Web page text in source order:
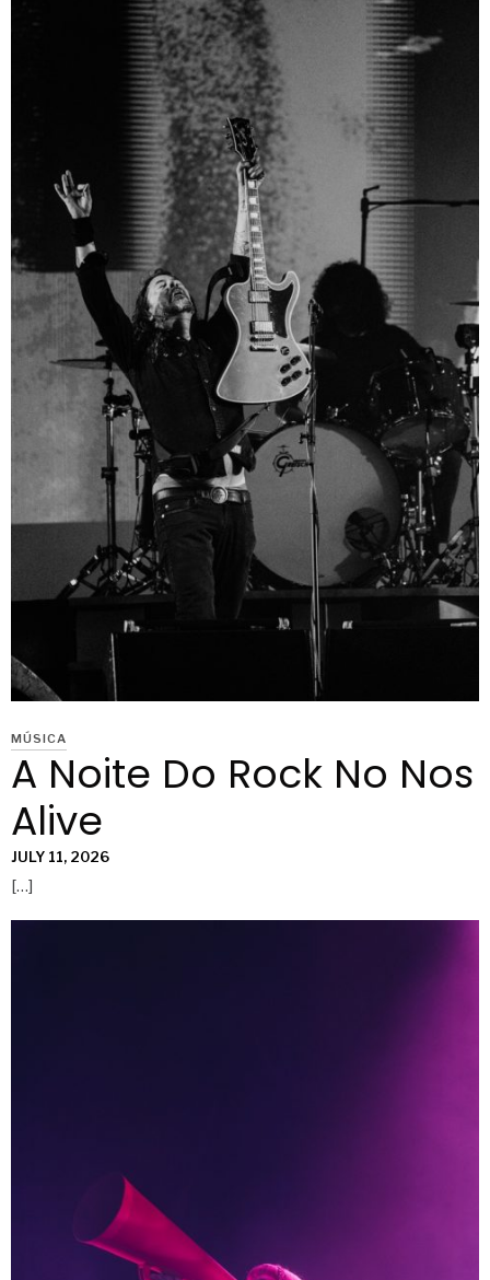
MÚSICA
A Noite Do Rock No Nos
Alive
JULY 11, 2026
[…]